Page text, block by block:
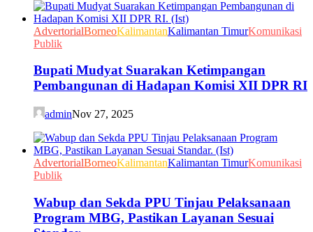
AdvertorialBorneoKalimantanKalimantan TimurKomunikasi
Publik
Bupati Mudyat Suarakan Ketimpangan
Pembangunan di Hadapan Komisi XII DPR RI
adminNov 27, 2025
AdvertorialBorneoKalimantanKalimantan TimurKomunikasi
Publik
Wabup dan Sekda PPU Tinjau Pelaksanaan
Program MBG, Pastikan Layanan Sesuai